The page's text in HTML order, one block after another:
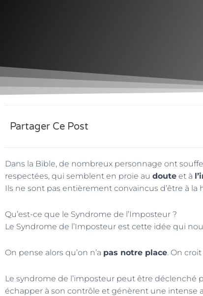
Partager Ce Post
Dans la Bible, de nombreux personnage ont
respectées, qui semblent en proie au doute et à
Ils ne sont pas entièrement convaincus d’être à
Qu’est-ce que le Syndrome de l’Imposteur ?
Le Syndrome de l’Imposteur est cette idée qui
On pense alors qu’on n’a pas notre place. On
Le syndrome de l’imposteur peut être déclenché
échapper à son contrôle et génèrent une intense